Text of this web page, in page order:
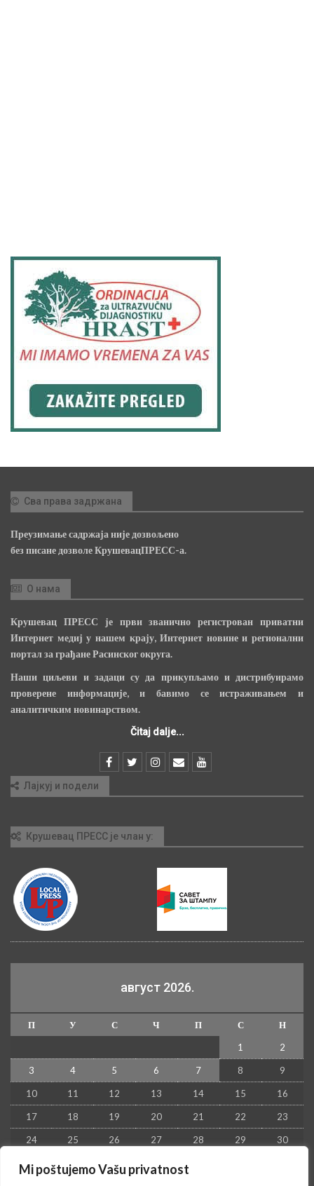
Mi poštujemo Vašu privatnost
Сва права задржана
Преузимање садржаја није дозвољено
без писане дозволе КрушевацПРЕСС-а.
О нама
Крушевац ПРЕСС је први званично регистрован приватни
Интернет медиј у нашем крају, Интернет новине и регионални
портал за грађане Расинског округа.
Наши циљеви и задаци су да прикупљамо и дистрибуирамо
проверене информације, и бавимо се истраживањем и
аналитичким новинарством.
Čitaj dalje...
Лајкуј и подели
Крушевац ПРЕСС је члан у:
август 2026.
П У С Ч П С
Н
1
2
3 4 5 6 7 8 9
10 11 12 13 14 15 16
17 18 19 20 21 22 23
24 25 26 27 28 29 30
31